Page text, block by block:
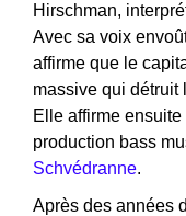
Hirschman,
Avec sa voix
affirme que le
massive qui détruit
Elle affirme ensuite
production bass
Schvédranne.
Après des années